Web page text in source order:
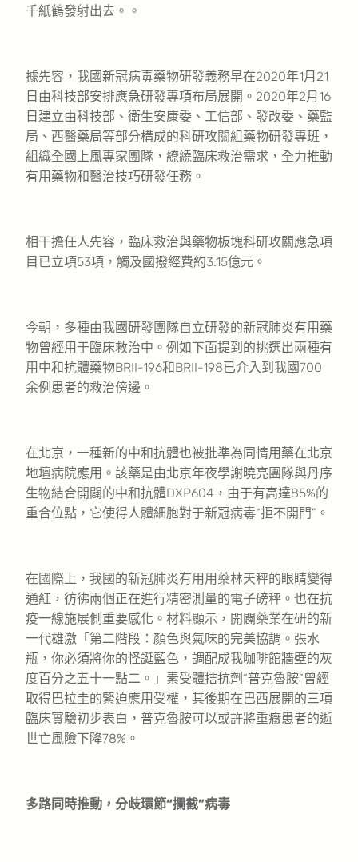
千紙鶴發射出去。。
據先容，我國新冠病毒藥物研發義務早在2020年1月21
日由科技部安排應急研發專項布局展開。2020年2月16
日建立由科技部、衛生安康委、工信部、發改委、藥監
局、西醫藥局等部分構成的科研攻關組藥物研發專班，
組織全國上風專家團隊，繚繞臨床救治需求，全力推動
有用藥物和醫治技巧研發任務。
相干擔任人先容，臨床救治與藥物板塊科研攻關應急項
目已立項53項，觸及國撥經費約3.15億元。
今朝，多種由我國研發團隊自立研發的新冠肺炎有用藥
物曾經用于臨床救治中。例如下面提到的挑選出兩種有
用中和抗體藥物BRII-196和BRII-198已介入到我國700
余例患者的救治傍邊。
在北京，一種新的中和抗體也被批準為同情用藥在北京
地壇病院應用。該藥是由北京年夜學謝曉亮團隊與丹序
生物結合開闢的中和抗體DXP604，由于有高達85%的
重合位點，它使得人體細胞對于新冠病毒“拒不開門”。
在國際上，我國的新冠肺炎有用用藥林天秤的眼睛變得
通紅，彷彿兩個正在進行精密測量的電子磅秤。也在抗
疫一線施展側重要感化。材料顯示，開闢藥業在研的新
一代雄激「第二階段：顏色與氣味的完美協調。張水
瓶，你必須將你的怪誕藍色，調配成我咖啡館牆壁的灰
度百分之五十一點二。」素受體拮抗劑“普克魯胺”曾經
取得巴拉圭的緊迫應用受權，其後期在巴西展開的三項
臨床實驗初步表白，普克魯胺可以或許將重癥患者的逝
世亡風險下降78%。
多路同時推動，分歧環節“攔截”病毒